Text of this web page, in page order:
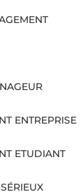
ENTREPRISE
ETUDIANT